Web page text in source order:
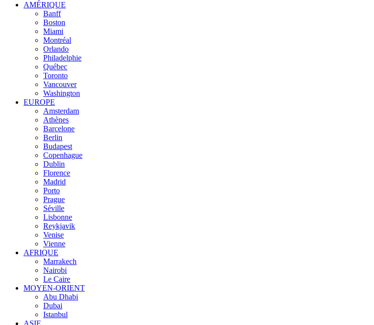
AMÉRIQUE
Banff
Boston
Miami
Montréal
Orlando
Philadelphie
Québec
Toronto
Vancouver
Washington
EUROPE
Amsterdam
Athènes
Barcelone
Berlin
Budapest
Copenhague
Dublin
Florence
Madrid
Porto
Prague
Séville
Lisbonne
Reykjavik
Venise
Vienne
AFRIQUE
Marrakech
Nairobi
Le Caire
MOYEN-ORIENT
Abu Dhabi
Dubai
Istanbul
ASIE